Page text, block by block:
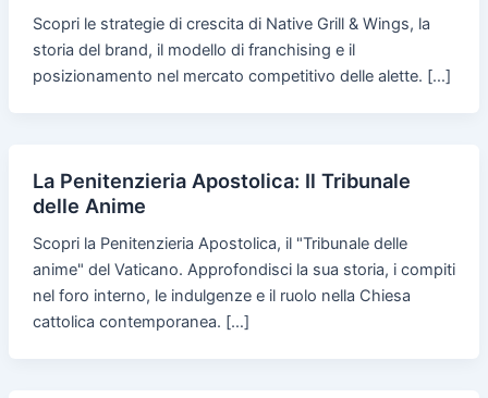
Scopri le strategie di crescita di Native Grill & Wings, la
storia del brand, il modello di franchising e il
posizionamento nel mercato competitivo delle alette. […]
La Penitenzieria Apostolica: Il Tribunale
delle Anime
Scopri la Penitenzieria Apostolica, il "Tribunale delle
anime" del Vaticano. Approfondisci la sua storia, i compiti
nel foro interno, le indulgenze e il ruolo nella Chiesa
cattolica contemporanea. […]